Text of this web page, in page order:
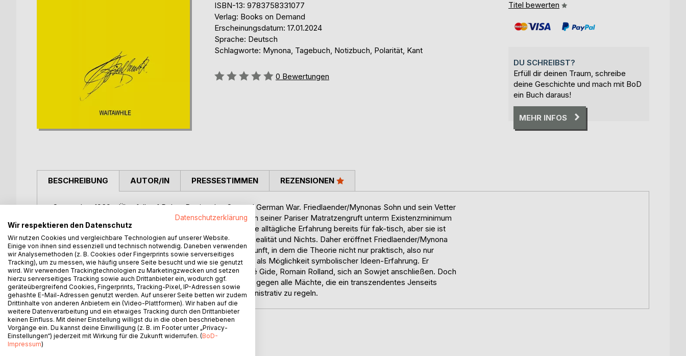
ISBN-13: 9783758331077
Verlag: Books on Demand
Erscheinungsdatum: 17.01.2024
Sprache: Deutsch
Schlagworte: Mynona, Tagebuch, Notizbuch, Polarität, Kant
Bewertung::
0 Bewertungen
Titel bewerten
DU SCHREIBST?
Erfüll dir deinen Traum, schreibe
deine Geschichte und mach mit BoD
ein Buch daraus!
MEHR INFOS
BESCHREIBUNG
September 1939 - Überfall auf Polen, Beginn des Second German War. Friedlaender/Mynonas Sohn und sein Vetter
Anselm Ruest werden in französischen Lagern interniert. In seiner Pariser Matratzengruft unterm Existenzminimum
hausend, analysiert er unbeirrt den Kritizismus. Kant hält die alltägliche Erfahrung bereits für fak-tisch, aber sie ist
doch nur transzendentaler Schein, ein Drittes zwi-schen Realität und Nichts. Daher eröffnet Friedlaender/Mynona
innerhalb der Grenzen der Immanenz ein System der Vernunft, in dem die Theorie nicht nur praktisch, also nur
ästhetisch-ethisch-religiös auftritt, sondern auch faktisch, als Möglichkeit symbolischer Ideen-Erfahrung. Er
beobachtet, wie gern pseudokultivierte Prominente, André Gide, Romain Rolland, sich an Sowjet anschließen. Doch
der Kampf geht gegen alle barbarokulturale Heteronomie, gegen alle Mächte, die ein transzendentes Jenseits
erzeugen, um es ideologisch, politisch, ökonomisch, administrativ zu regeln.
AUTOR/IN PRESSESTIMMEN REZENSIONEN
WEITERE TITEL BEIBoD
Datenschutzerklärung
Wir respektieren den Datenschutz
Wir nutzen Cookies und vergleichbare Technologien auf unserer Website.
Einige von ihnen sind essenziell und technisch notwendig. Daneben verwenden
wir Analysemethoden (z. B. Cookies oder Fingerprints sowie serverseitiges
Tracking), um zu messen, wie häufig unsere Seite besucht und wie sie genutzt
wird. Wir verwenden Trackingtechnologien zu Marketingzwecken und setzen
hierzu serverseitiges Tracking sowie auch Drittanbieter ein, wodurch ggf.
geräteübergreifend Cookies, Fingerprints, Tracking-Pixel, IP-Adressen sowie
gehashte E-Mail-Adressen genutzt werden. Auf unserer Seite betten wir zudem
Drittinhalte von anderen Anbietern ein (Video-Plattformen). Wir haben auf die
weitere Datenverarbeitung und ein etwaiges Tracking durch den Drittanbieter
keinen Einfluss. Mit deiner Einstellung willigst du in die oben beschriebenen
Vorgänge ein. Du kannst deine Einwilligung (z. B. im Footer unter „Privacy-
Einstellungen“) jederzeit mit Wirkung für die Zukunft widerrufen. (BoD-
Impressum)